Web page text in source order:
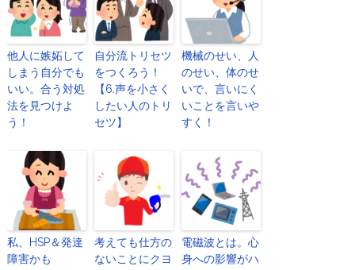
他人に嫉妬して
しまう自分でも
いい。合う対処
法を見つけよ
う！
自分流トリセツ
をつくろう！
【6.声を小さく
したい人のトリ
セツ】
機械のせい、人
のせい、体のせ
いで、言いにく
いことを言いや
すく！
私、HSP＆発達
障害かも
考えても仕方の
ないことにクヨ
電磁波とは。心
身への影響がハ